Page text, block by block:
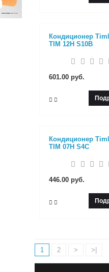
Кондиционер
TIM 12H S10B
601.00 руб.
Кондиционер
TIM 07H S4C
446.00 руб.
1 2 > >|